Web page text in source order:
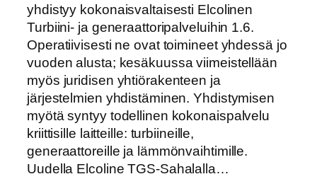
yhdistyy kokonaisvaltaisesti Elcolinen
Turbiini- ja generaattoripalveluihin 1.6.
Operatiivisesti ne ovat toimineet yhdessä jo
vuoden alusta; kesäkuussa viimeistellään
myös juridisen yhtiörakenteen ja
järjestelmien yhdistäminen. Yhdistymisen
myötä syntyy todellinen kokonaispalvelu
kriittisille laitteille: turbiineille,
generaattoreille ja lämmönvaihtimille.
Uudella Elcoline TGS‑Sahalalla…